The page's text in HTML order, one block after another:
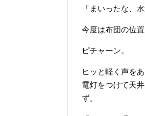
「まいったな、
今度は布団の位
ピチャーン。
ヒッと軽く声を
電灯をつけて天
ず。